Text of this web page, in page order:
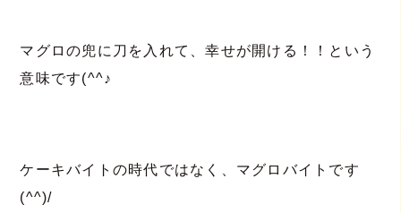
マグロの兜に刀を入れて、幸せが開ける！！という
意味です(^^♪
ケーキバイトの時代ではなく、マグロバイトです
(^^)/